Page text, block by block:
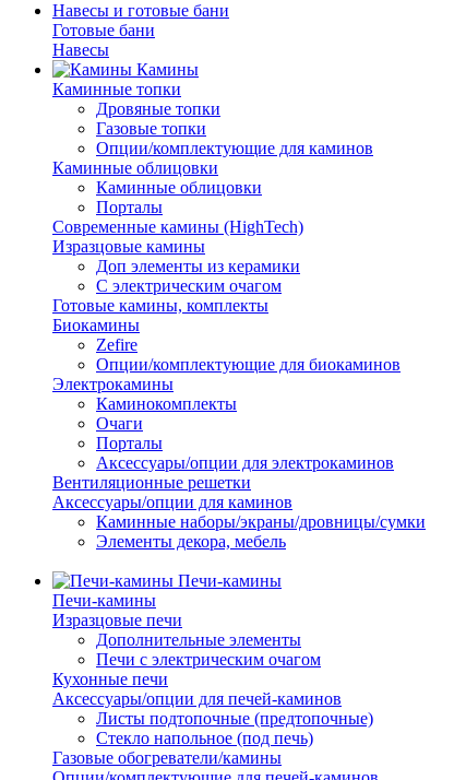
Навесы и готовые бани
Готовые бани
Навесы
Камины
Каминные топки
Дровяные топки
Газовые топки
Опции/комплектующие для каминов
Каминные облицовки
Каминные облицовки
Порталы
Современные камины (HighTech)
Изразцовые камины
Доп элементы из керамики
С электрическим очагом
Готовые камины, комплекты
Биокамины
Zefire
Опции/комплектующие для биокаминов
Электрокамины
Каминокомплекты
Очаги
Порталы
Аксессуары/опции для электрокаминов
Вентиляционные решетки
Аксессуары/опции для каминов
Каминные наборы/экраны/дровницы/сумки
Элементы декора, мебель
Печи-камины
Печи-камины
Изразцовые печи
Дополнительные элементы
Печи с электрическим очагом
Кухонные печи
Аксессуары/опции для печей-каминов
Листы подтопочные (предтопочные)
Стекло напольное (под печь)
Газовые обогреватели/камины